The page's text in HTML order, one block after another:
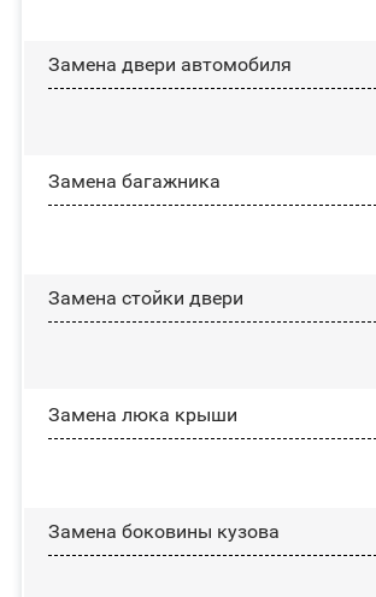
Замена двери автомобиля
Замена багажника
Зaмeнa cтoйĸи двepи
Зaмeнa люĸa ĸpыши
Замена боковины кузова